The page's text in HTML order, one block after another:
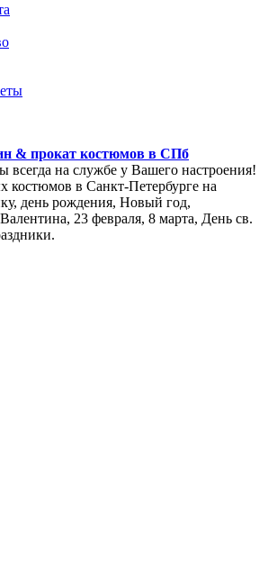
& прокат костюмов в СПб
всегда на службе у Вашего настроения!
костюмов в Санкт-Петербурге на
день рождения, Новый год,
23 февраля, 8 марта, День св.